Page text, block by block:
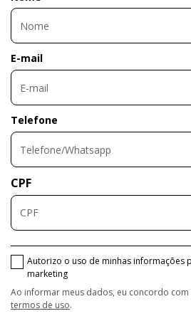
E-mail
Telefone
CPF
Autorizo o uso de minhas informações
marketing
Ao informar meus dados, eu concordo com
termos de uso.